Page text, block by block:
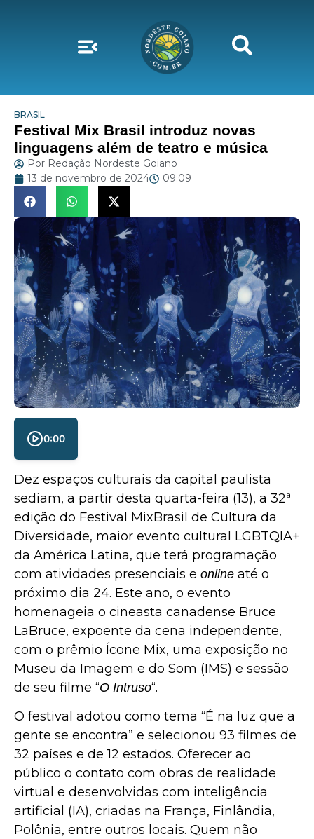
BRASIL
Festival Mix Brasil introduz novas
linguagens além de teatro e música
Por Redação Nordeste Goiano
13 de novembro de 2024
09:09
0:00
Dez espaços culturais da capital paulista
sediam, a partir desta quarta-feira (13), a 32ª
edição do Festival MixBrasil de Cultura da
Diversidade, maior evento cultural LGBTQIA+
da América Latina, que terá programação
com atividades presenciais e online até o
próximo dia 24. Este ano, o evento
homenageia o cineasta canadense Bruce
LaBruce, expoente da cena independente,
com o prêmio Ícone Mix, uma exposição no
Museu da Imagem e do Som (IMS) e sessão
de seu filme “O Intruso“.
O festival adotou como tema “É na luz que a
gente se encontra” e selecionou 93 filmes de
32 países e de 12 estados. Oferecer ao
público o contato com obras de realidade
virtual e desenvolvidas com inteligência
artificial (IA), criadas na França, Finlândia,
Polônia, entre outros locais. Quem não